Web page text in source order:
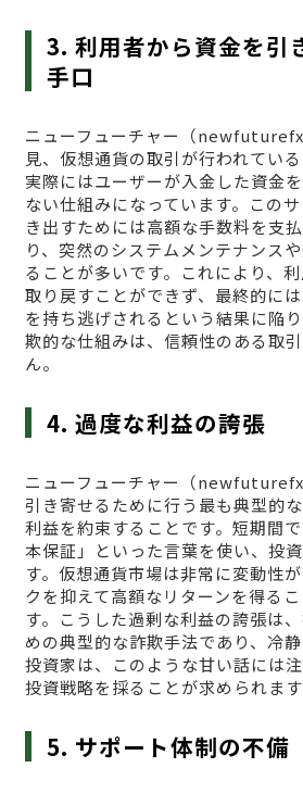
3. 利用者から資金を引
手口
ニューフューチャー（
見、仮想通貨の取引が行われている
実際にはユーザーが入金した資金
ない仕組みになっています。この
き出すためには高額な手数料を支
り、突然のシステムメンテナンス
ることが多いです。これにより、
取り戻すことができず、最終的に
を持ち逃げされるという結果に陥
欺的な仕組みは、信頼性のある取
ん。
4. 過度な利益の誇張
ニューフューチャー（
引き寄せるために行う最も典型的
利益を約束することです。短期間
本保証」といった言葉を使い、投
す。仮想通貨市場は非常に変動性
クを抑えて高額なリターンを得る
す。こうした過剰な利益の誇張は
めの典型的な詐欺手法であり、冷静
投資家は、このような甘い話には
投資戦略を採ることが求められます
5. サポート体制の不備